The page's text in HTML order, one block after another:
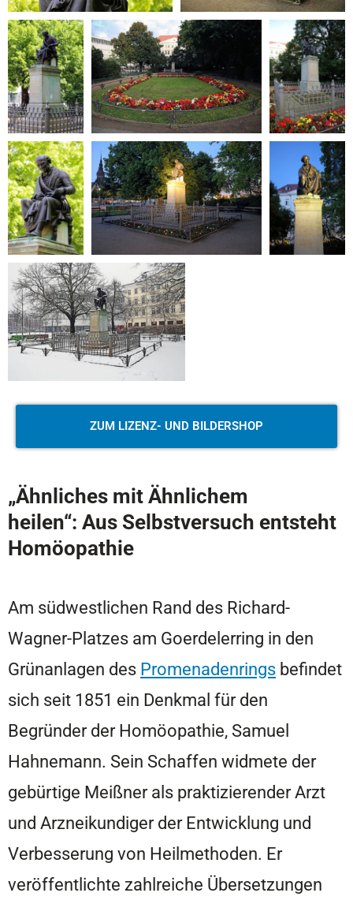
ZUM LIZENZ- UND BILDERSHOP
„Ähnliches mit Ähnlichem
heilen“: Aus Selbstversuch entsteht
Homöopathie
Am südwestlichen Rand des Richard-
Wagner-Platzes am Goerdelerring in den
Grünanlagen des Promenadenrings befindet
sich seit 1851 ein Denkmal für den
Begründer der Homöopathie, Samuel
Hahnemann. Sein Schaffen widmete der
gebürtige Meißner als praktizierender Arzt
und Arzneikundiger der Entwicklung und
Verbesserung von Heilmethoden. Er
veröffentlichte zahlreiche Übersetzungen